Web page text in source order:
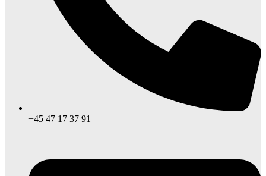
+45 47 17 37 91